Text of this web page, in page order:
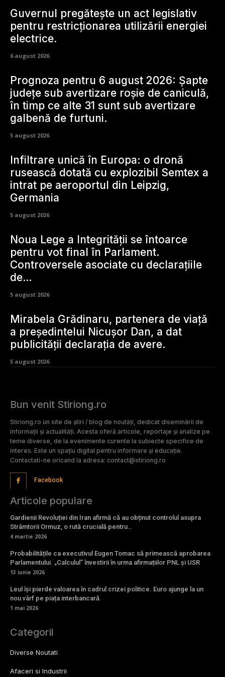
Guvernul pregătește un act legislativ
pentru restricționarea utilizării energiei
electrice.
6 august 2026
Prognoza pentru 6 august 2026: Șapte
județe sub avertizare roșie de caniculă,
în timp ce alte 31 sunt sub avertizare
galbenă de furtuni.
5 august 2026
Infiltrare unică în Europa: o dronă
rusească dotată cu explozibil Semtex a
intrat pe aeroportul din Leipzig,
Germania
5 august 2026
Noua Lege a Integrității se întoarce
pentru vot final în Parlament.
Controversele asociate cu declarațiile
de…
5 august 2026
Mirabela Grădinaru, partenera de viață
a președintelui Nicușor Dan, a dat
publicității declarația de avere.
5 august 2026
Bun venit Stiriong.ro
Stiriong.ro un site de știri / blog de noutăți, dedicat diseminării de
informații și actualități. Acesta oferă articole, reportaje și analize pe
teme diverse, de la evenimente curente la subiecte specifice de
interes. Este un spațiu digital pentru informare și educație.
Contactati-ne oricand la adresa: contact@stiriong.ro
Facebook
Articole populare
Gardienii Revoluției din Iran afirmă că au obținut controlul asupra
Strâmtorii Ormuz, o rută crucială pentru…
4 martie 2026
Probabilitățile ca executivul Eugen Tomac să primească aprobarea
Parlamentului. „Calculul” învestirii în urma afirmațiilor PNL și USR
13 iunie 2026
Leul își pierde valoarea în cadrul crizei politice. Euro ajunge la un
nou vârf pe piața interbancară.
1 mai 2026
Categorii
Diverse Noutati
Afaceri si Industrii